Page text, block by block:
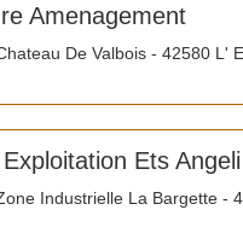
Amenagement
De Valbois - 42580 L'
Ets Angeli
Industrielle La Bargette -